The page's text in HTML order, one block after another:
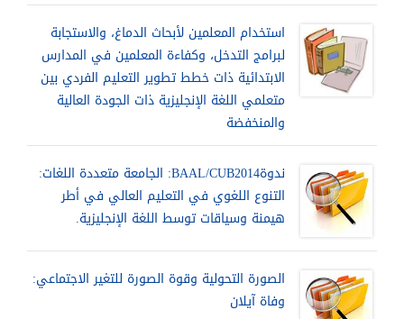
استخدام المعلمين لأبحاث الدماغ، والاستجابة
لبرامج التدخل، وكفاءة المعلمين في المدارس
الابتدائية ذات خطط تطوير التعليم الفردي بين
متعلمي اللغة الإنجليزية ذات الجودة العالية
والمنخفضة
ندوةBAAL/CUB2014: الجامعة متعددة اللغات:
التنوع اللغوي في التعليم العالي في أطر
هيمنة وسياقات توسط اللغة الإنجليزية.
الصورة التحولية وقوة الصورة للتغير الاجتماعي:
وفاة آيلان